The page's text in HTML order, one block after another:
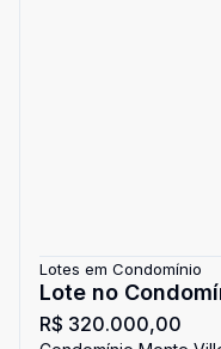
Lotes em Condomínio
Lote no
Monte Ville
R$ 320.000,00